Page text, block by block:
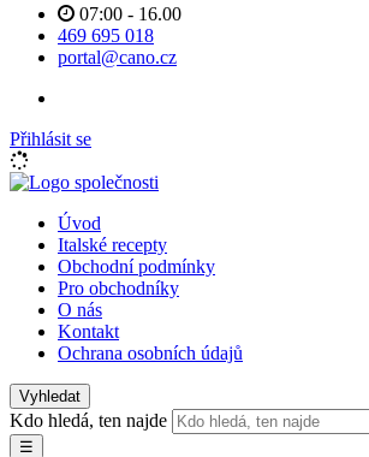
07:00 - 16.00
469 695 018
portal@cano.cz
Přihlásit se
Úvod
Italské recepty
Obchodní podmínky
Pro obchodníky
O nás
Kontakt
Ochrana osobních údajů
Vyhledat
Kdo hledá, ten najde
☰